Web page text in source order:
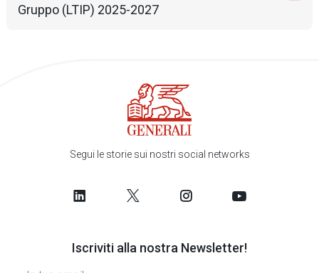
Gruppo (LTIP) 2025-2027
Segui le storie sui nostri social networks
Iscriviti alla nostra Newsletter!